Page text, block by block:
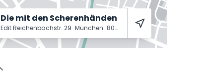
Die mit den Scherenhänden
Edit Reichenbachstr. 29 München 80469